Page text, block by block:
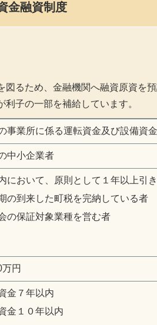
金融資制度
るため、金融機関へ融資原資を
子の一部を補給しています。
事業所に係る運転資金及び設備資金
中小企業者
において、原則として１年以上引
の到来した町税を完納している者
の保証対象業種を営む者
円
金７年以内
金１０年以内